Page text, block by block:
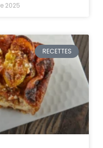
2025
RECETTES